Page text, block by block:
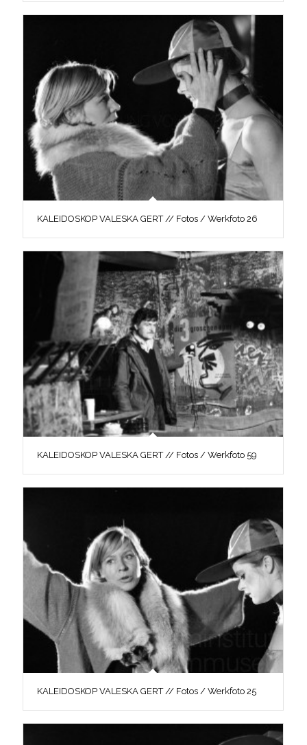
KALEIDOSKOP VALESKA GERT // Fotos / Werkfoto 26
KALEIDOSKOP VALESKA GERT // Fotos / Werkfoto 59
KALEIDOSKOP VALESKA GERT // Fotos / Werkfoto 25